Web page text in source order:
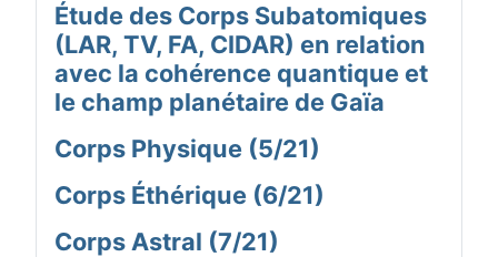
Étude des Corps Subatomiques
(LAR, TV, FA, CIDAR) en relation
avec la cohérence quantique et
le champ planétaire de Gaïa
Corps Physique (5/21)
Corps Éthérique (6/21)
Corps Astral (7/21)